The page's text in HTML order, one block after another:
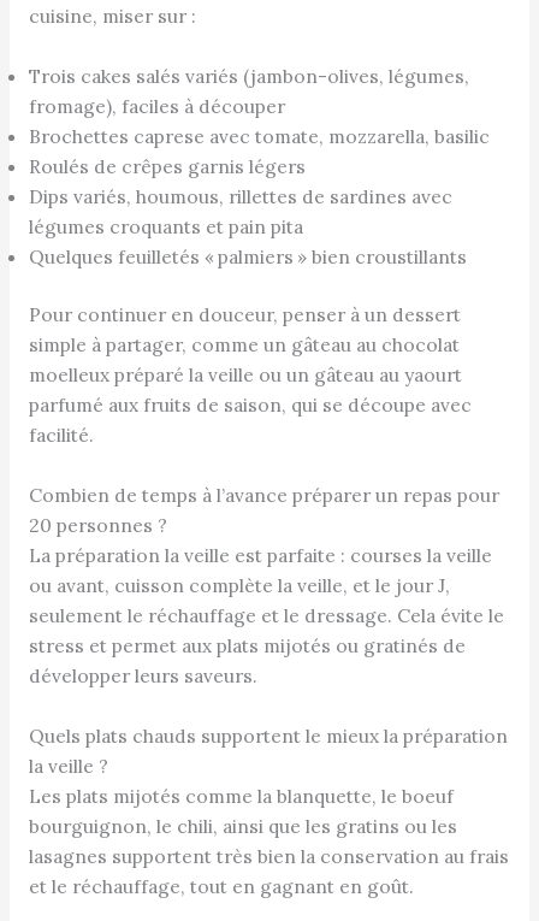
cuisine, miser sur :
Trois cakes salés variés (jambon-olives, légumes,
fromage), faciles à découper
Brochettes caprese avec tomate, mozzarella, basilic
Roulés de crêpes garnis légers
Dips variés, houmous, rillettes de sardines avec
légumes croquants et pain pita
Quelques feuilletés « palmiers » bien croustillants
Pour continuer en douceur, penser à un dessert
simple à partager, comme un gâteau au chocolat
moelleux préparé la veille ou un gâteau au yaourt
parfumé aux fruits de saison, qui se découpe avec
facilité.
Combien de temps à l’avance préparer un repas pour
20 personnes ?
La préparation la veille est parfaite : courses la veille
ou avant, cuisson complète la veille, et le jour J,
seulement le réchauffage et le dressage. Cela évite le
stress et permet aux plats mijotés ou gratinés de
développer leurs saveurs.
Quels plats chauds supportent le mieux la préparation
la veille ?
Les plats mijotés comme la blanquette, le boeuf
bourguignon, le chili, ainsi que les gratins ou les
lasagnes supportent très bien la conservation au frais
et le réchauffage, tout en gagnant en goût.